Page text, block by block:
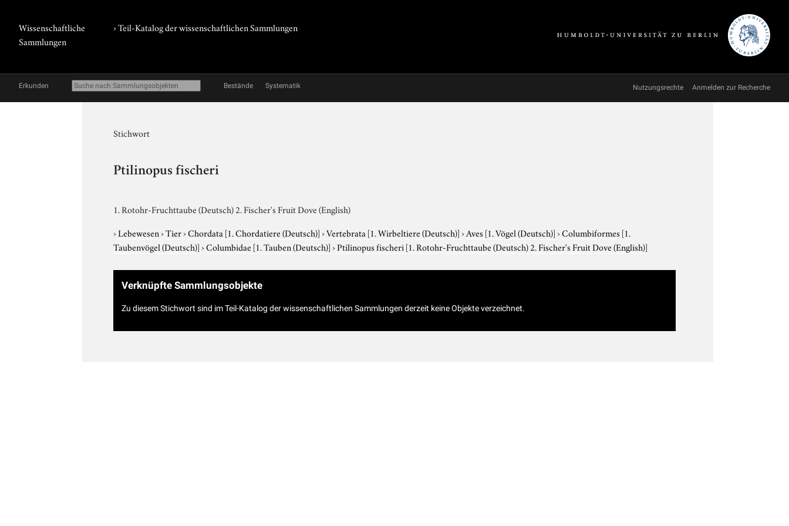
Wissenschaftliche
Sammlungen
› Teil-Katalog der wissenschaftlichen Sammlungen
Erkunden Bestände Systematik Nutzungsrechte Anmelden zur Recherche
Stichwort
Ptilinopus fischeri
1. Rotohr-Fruchttaube (Deutsch) 2. Fischer's Fruit Dove (English)
›Lebewesen›Tier›Chordata [1. Chordatiere (Deutsch)]›Vertebrata [1. Wirbeltiere (Deutsch)]›Aves [1. Vögel (Deutsch)]›Columbiformes [1.
Taubenvögel (Deutsch)]›Columbidae [1. Tauben (Deutsch)]›Ptilinopus fischeri [1. Rotohr-Fruchttaube (Deutsch) 2. Fischer's Fruit Dove (English)]
Verknüpfte Sammlungsobjekte
Zu diesem Stichwort sind im Teil-Katalog der wissenschaftlichen Sammlungen derzeit keine Objekte verzeichnet.